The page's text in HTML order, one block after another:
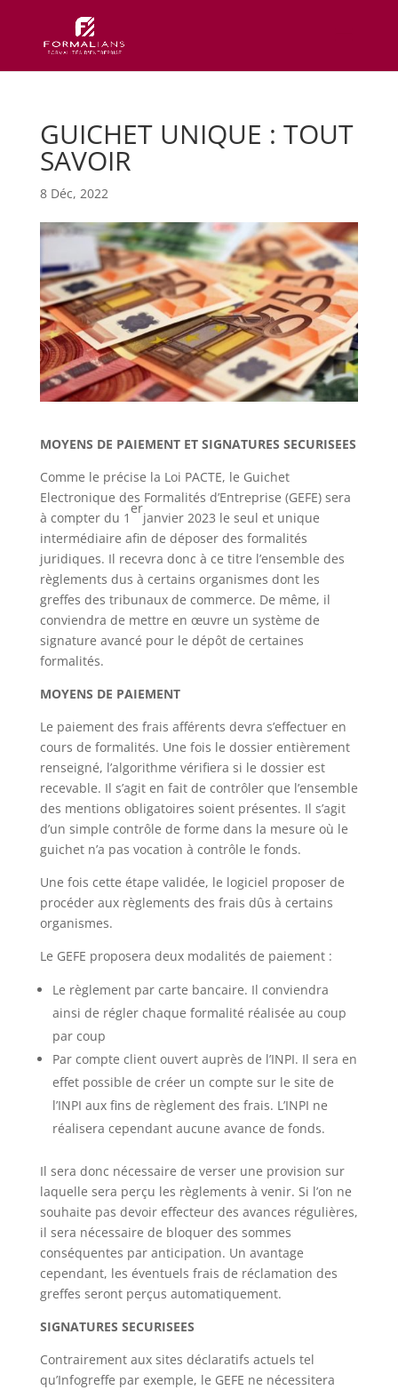
GUICHET UNIQUE : TOUT
SAVOIR
8 Déc, 2022
MOYENS DE PAIEMENT ET SIGNATURES SECURISEES
Comme le précise la Loi PACTE, le Guichet
Electronique des Formalités d’Entreprise (GEFE) sera
à compter du 1
er
janvier 2023 le seul et unique
intermédiaire afin de déposer des formalités
juridiques. Il recevra donc à ce titre l’ensemble des
règlements dus à certains organismes dont les
greffes des tribunaux de commerce. De même, il
conviendra de mettre en œuvre un système de
signature avancé pour le dépôt de certaines
formalités.
MOYENS DE PAIEMENT
Le paiement des frais afférents devra s’effectuer en
cours de formalités. Une fois le dossier entièrement
renseigné, l’algorithme vérifiera si le dossier est
recevable. Il s’agit en fait de contrôler que l’ensemble
des mentions obligatoires soient présentes. Il s’agit
d’un simple contrôle de forme dans la mesure où le
guichet n’a pas vocation à contrôle le fonds.
Une fois cette étape validée, le logiciel proposer de
procéder aux règlements des frais dûs à certains
organismes.
Le GEFE proposera deux modalités de paiement :
Le règlement par carte bancaire. Il conviendra
ainsi de régler chaque formalité réalisée au coup
par coup
Par compte client ouvert auprès de l’INPI. Il sera en
effet possible de créer un compte sur le site de
l’INPI aux fins de règlement des frais. L’INPI ne
réalisera cependant aucune avance de fonds.
Il sera donc nécessaire de verser une provision sur
laquelle sera perçu les règlements à venir. Si l’on ne
souhaite pas devoir effecteur des avances régulières,
il sera nécessaire de bloquer des sommes
conséquentes par anticipation. Un avantage
cependant, les éventuels frais de réclamation des
greffes seront perçus automatiquement.
SIGNATURES SECURISEES
Contrairement aux sites déclaratifs actuels tel
qu’Infogreffe par exemple, le GEFE ne nécessitera